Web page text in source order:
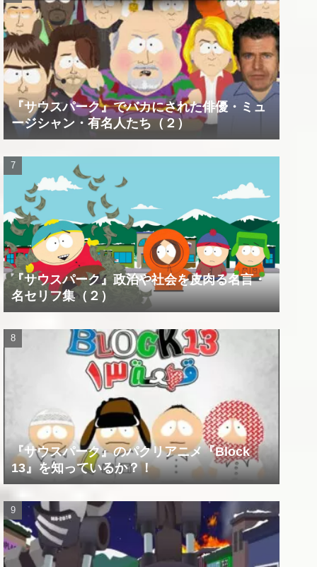
『サウスパーク』でバカにされた俳優・ミュ
ージシャン・有名人たち（２）
『サウスパーク』政治や社会を皮肉る名言・
名セリフ集（２）
『サウスパーク』のパクリアニメ『Block
13』を知っているか？！